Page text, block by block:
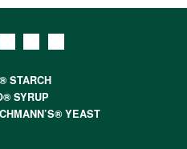
STARCH
SYRUP
YEAST